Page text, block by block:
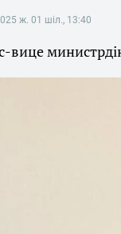
ж. 01 шіл., 13:40
вице